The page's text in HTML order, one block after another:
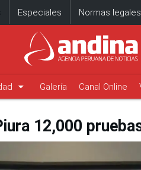
Especiales Normas legales
arrow_drop_down Galería Canal Online
12,000